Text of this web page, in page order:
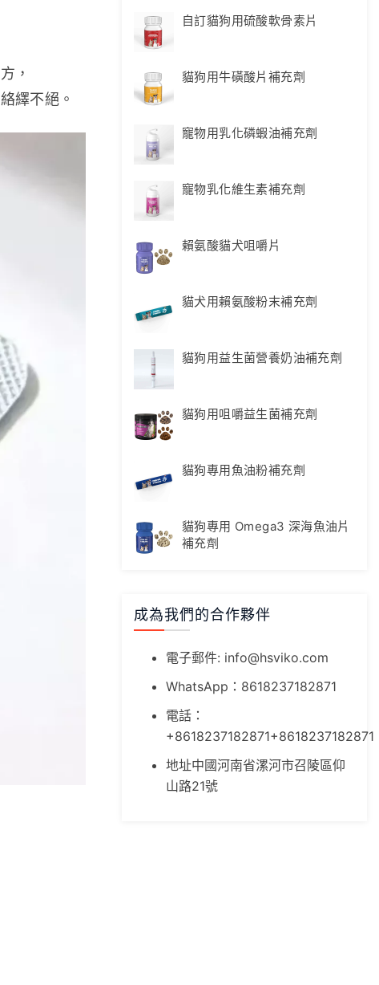
，
繹不絕。
自訂貓狗用硫酸軟骨素片
貓狗用牛磺酸片補充劑
寵物用乳化磷蝦油補充劑
寵物乳化維生素補充劑
賴氨酸貓犬咀嚼片
貓犬用賴氨酸粉末補充劑
貓狗用益生菌營養奶油補充劑
貓狗用咀嚼益生菌補充劑
貓狗專用魚油粉補充劑
貓狗專用 Omega3 深海魚油片
補充劑
成為我們的合作夥伴
電子郵件: info@hsviko.com
WhatsApp：8618237182871
電話：
+8618237182871+8618237182871
地址中國河南省漯河市召陵區仰
山路21號